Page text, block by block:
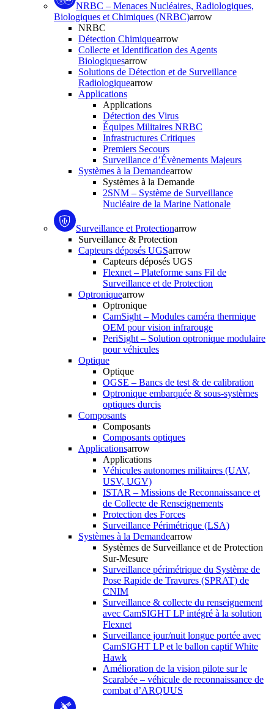
NRBC – Menaces Nucléaires, Radiologiques,
Biologiques et Chimiques (NRBC)arrow
NRBC
Détection Chimiquearrow
Collecte et Identification des Agents
Biologiquesarrow
Solutions de Détection et de Surveillance
Radiologiquearrow
Applications
Applications
Détection des Virus
Équipes Militaires NRBC
Infrastructures Critiques
Premiers Secours
Surveillance d’Évènements Majeurs
Systèmes à la Demandearrow
Systèmes à la Demande
2SNM – Système de Surveillance
Nucléaire de la Marine Nationale
Surveillance et Protectionarrow
Surveillance & Protection
Capteurs déposés UGSarrow
Capteurs déposés UGS
Flexnet – Plateforme sans Fil de
Surveillance et de Protection
Optroniquearrow
Optronique
CamSight – Modules caméra thermique
OEM pour vision infrarouge
PeriSight – Solution optronique modulaire
pour véhicules
Optique
Optique
OGSE – Bancs de test & de calibration
Optronique embarquée & sous-systèmes
optiques durcis
Composants
Composants
Composants optiques
Applicationsarrow
Applications
Véhicules autonomes militaires (UAV,
USV, UGV)
ISTAR – Missions de Reconnaissance et
de Collecte de Renseignements
Protection des Forces
Surveillance Périmétrique (LSA)
Systèmes à la Demandearrow
Systèmes de Surveillance et de Protection
Sur-Mesure
Surveillance périmétrique du Système de
Pose Rapide de Travures (SPRAT) de
CNIM
Surveillance & collecte du renseignement
avec CamSIGHT LP intégré à la solution
Flexnet
Surveillance jour/nuit longue portée avec
CamSIGHT LP et le ballon captif White
Hawk
Amélioration de la vision pilote sur le
Scarabée – véhicule de reconnaissance de
combat d’ARQUUS